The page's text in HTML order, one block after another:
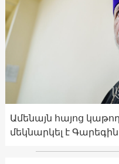
Ամենայն հայոց
մեկնարկել է